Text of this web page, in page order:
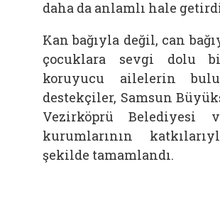
daha da anlamlı hale
Kan bağıyla değil, can
çocuklara sevgi dolu
koruyucu ailelerin
destekçiler, Samsun
Vezirköprü Belediyesi
kurumlarının
şekilde tamamlandı.